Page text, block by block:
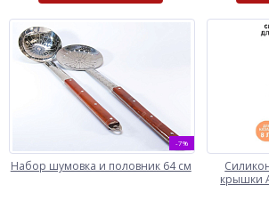
-7%
Набор шумовка и половник 64 см
крышки